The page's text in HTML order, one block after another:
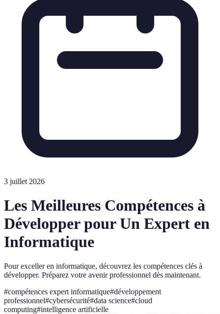
3 juillet 2026
Les Meilleures Compétences à
Développer pour Un Expert en
Informatique
Pour exceller en informatique, découvrez les compétences clés à
développer. Préparez votre avenir professionnel dès maintenant.
#compétences expert informatique#développement
professionnel#cybersécurité#data science#cloud
computing#intelligence artificielle